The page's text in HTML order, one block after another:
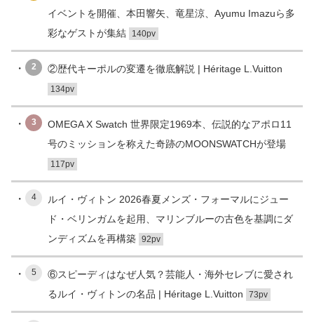
イベントを開催、本田響矢、竜星涼、Ayumu Imazuら多
彩なゲストが集結
140pv
2 ②歴代キーポルの変遷を徹底解説 | Héritage L.Vuitton
134pv
3
OMEGA X Swatch 世界限定1969本、伝説的なアポロ11
号のミッションを称えた奇跡のMOONSWATCHが登場
117pv
4
ルイ・ヴィトン 2026春夏メンズ・フォーマルにジュー
ド・ベリンガムを起用、マリンブルーの古色を基調にダ
ンディズムを再構築 92pv
5
⑥スピーディはなぜ人気？芸能人・海外セレブに愛され
るルイ・ヴィトンの名品 | Héritage L.Vuitton
73pv